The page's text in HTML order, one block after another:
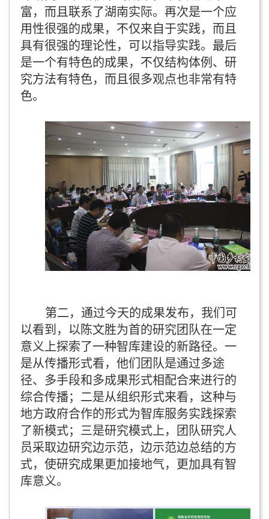
富，而且联系了湖南实际。再次是一个应
用性很强的成果，不仅来自于实践，而且
具有很强的理论性，可以指导实践。最后
是一个有特色的成果，不仅结构体例、研
究方法有特色，而且很多观点也非常有特
色。
第二，通过今天的成果发布，我们可
以看到，以陈文胜为首的研究团队在一定
意义上探索了一种智库建设的新路径。一
是从传播形式看，他们团队是通过多途
径、多手段和多成果形式相配合来进行的
综合传播；二是从组织形式来看，这种与
地方政府合作的形式为智库服务实践探索
了新模式；三是研究模式上，团队研究人
员采取边研究边示范，边示范边总结的方
式，使研究成果更加接地气，更加具有智
库意义。